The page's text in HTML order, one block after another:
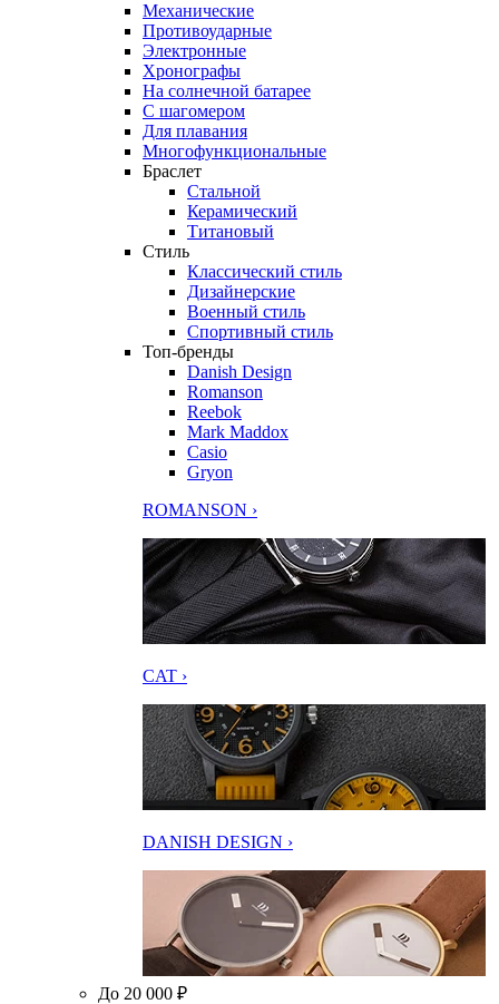
Механические
Противоударные
Электронные
Хронографы
На солнечной батарее
С шагомером
Для плавания
Многофункциональные
Браслет
Стальной
Керамический
Титановый
Стиль
Классический стиль
Дизайнерские
Военный стиль
Спортивный стиль
Топ-бренды
Danish Design
Romanson
Reebok
Mark Maddox
Casio
Gryon
ROMANSON ›
CAT ›
DANISH DESIGN ›
До 20 000 ₽